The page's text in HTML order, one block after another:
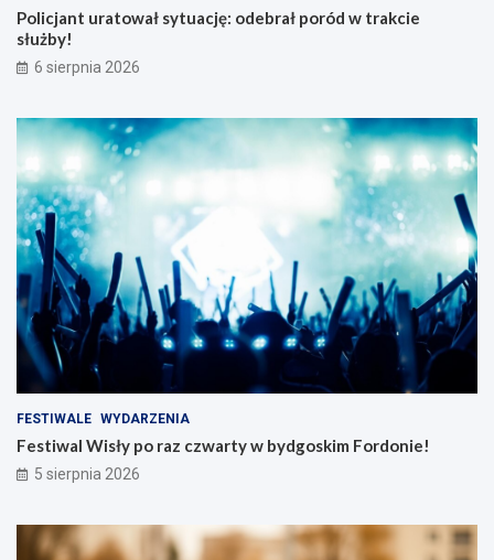
Policjant uratował sytuację: odebrał poród w trakcie
służby!
6 sierpnia 2026
FESTIWALE WYDARZENIA
Festiwal Wisły po raz czwarty w bydgoskim Fordonie!
5 sierpnia 2026